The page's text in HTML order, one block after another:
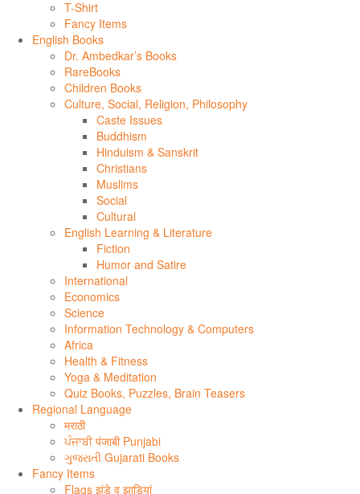
T-Shirt
Fancy Items
English Books
Dr. Ambedkar’s Books
RareBooks
Children Books
Culture, Social, Religion, Philosophy
Caste Issues
Buddhism
Hinduism & Sanskrit
Christians
Muslims
Social
Cultural
English Learning & Literature
Fiction
Humor and Satire
International
Economics
Science
Information Technology & Computers
Africa
Health & Fitness
Yoga & Meditation
Quiz Books, Puzzles, Brain Teasers
Regional Language
मराठी
ਪੰਜਾਬੀ पंजाबी Punjabi
ગુજરાતી Gujarati Books
Fancy Items
Flags झंडे व झाड़ियां